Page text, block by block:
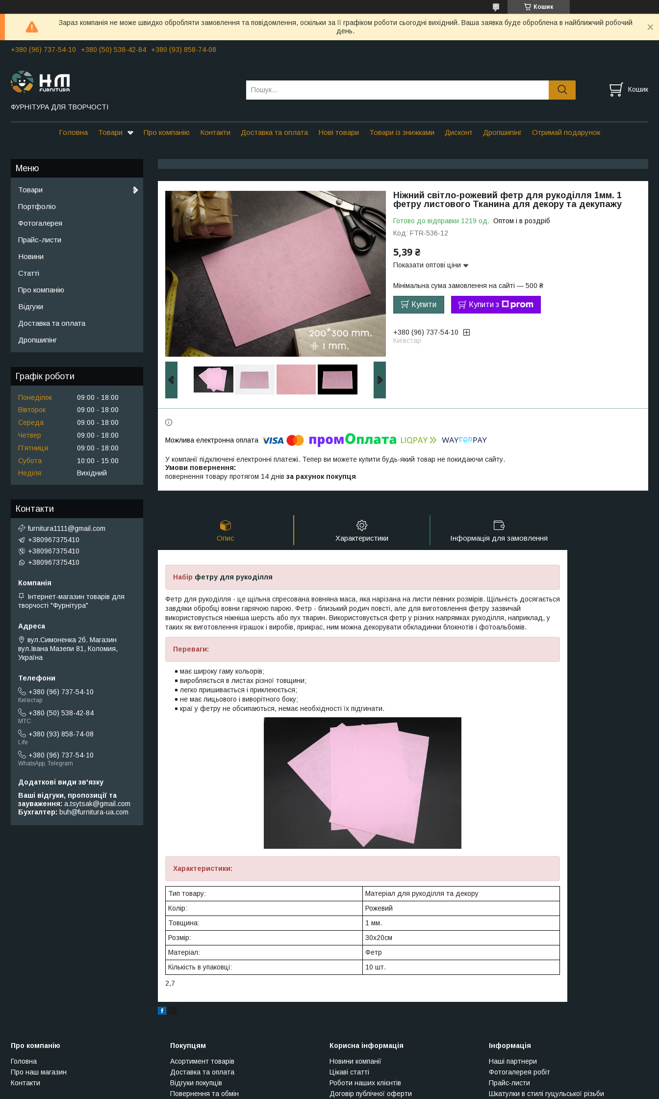
Кошик
Зараз компанія не може швидко обробляти замовлення та повідомлення, оскільки за її графіком роботи сьогодні вихідний. Ваша заявка буде оброблена в найближчий робочий
день.
+380 (96) 737-54-10 +380 (50) 538-42-84 +380 (93) 858-74-08
ФУРНІТУРА ДЛЯ ТВОРЧОСТІ
Кошик
Головна Товари Про компанію Контакти Доставка та оплата Нові товари Товари із знижками Дисконт Дропшипінг Отримай подарунок
Ніжний світло-рожевий фетр для рукоділля 1мм. 1
фетру листового Тканина для декору та декупажу
Готово до відправки 1219 од. Оптом і в роздріб
Код: FTR-536-12
5,39 ₴
Показати оптові ціни
Мінімальна сума замовлення на сайті — 500 ₴
Купити Купити з
+380 (96) 737-54-10
Київстар
У компанії підключені електронні платежі. Тепер ви можете купити будь-який товар не покидаючи сайту.
повернення товару протягом 14 днів за рахунок покупця
Опис Характеристики Інформація для замовлення
Набір фетру для рукоділля
Фетр для рукоділля - це щільна спресована вовняна маса, яка нарізана на листи певних розмірів. Щільність досягається
завдяки обробці вовни гарячою парою. Фетр - близький родич повсті, але для виготовлення фетру зазвичай
використовується ніжніша шерсть або пух тварин. Використовується фетр у різних напрямках рукоділля, наприклад, у
таких як виготовлення іграшок і виробів, прикрас, ним можна декорувати обкладинки блокнотів і фотоальбомів.
Переваги:
має широку гаму кольорів;
виробляється в листах різної товщини;
легко пришивається і приклеюється;
не має лицьового і виворітного боку;
краї у фетру не обсипаються, немає необхідності їх підгинати.
Характеристики:
Тип товару:
Матеріал для рукоділля та декору
Колір:
Рожевий
Товщина:
1 мм.
Розмір:
30х20см
Матеріал:
Фетр
Кількість в упаковці:
10 шт.
2,7
Товари
Портфоліо
Фотогалерея
Прайс-листи
Новини
Статті
Про компанію
Відгуки
Доставка та оплата
Дропшипінг
Графік роботи
Понеділок 09:00
18:00
Вівторок
09:00
18:00
Середа
09:00
18:00
Четвер
09:00
18:00
Пʼятниця
09:00
18:00
Субота
10:00
15:00
Неділя
Вихідний
Контакти
furnitura1111@gmail.com
+380967375410
+380967375410
+380967375410
Інтернет-магазин товарів для
творчості "Фурнітура"
вул.Симоненка 2б. Магазин
вул.Івана Мазепи 81, Коломия,
Україна
+380 (96) 737-54-10
Київстар
+380 (50) 538-42-84
МТС
+380 (93) 858-74-08
Life
+380 (96) 737-54-10
WhatsApp, Telegram
Ваші відгуки, пропозиції та
зауваження a.tsytsak@gmail.com
Бухгалтер
buh@furnitura-ua.com
Про компанію
Головна
Про наш магазин
Контакти
Покупцям
Асортимент товарів
Доставка та оплата
Відгуки покупців
Повернення та обмін
Корисна інформація
Новини компанії
Цікаві статті
Роботи наших клієнтів
Договір публічної оферти
Інформація
Наші партнери
Фотогалерея робіт
Прайс-листи
Шкатулки в стилі гуцульської різьби